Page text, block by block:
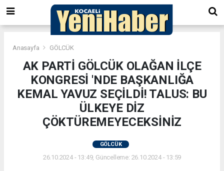
Anasayfa GÖLCÜK
AK PARTİ GÖLCÜK OLAĞAN İLÇE
KONGRESİ 'NDE BAŞKANLIĞA
KEMAL YAVUZ SEÇİLDİ! TALUS: BU
ÜLKEYE DİZ
ÇÖKTÜREMEYECEKSİNİZ
GÖLCÜK
26.10.2024 - 13:49, Güncelleme: 26.10.2024 - 13:59